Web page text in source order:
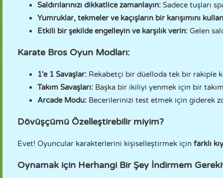
Saldırılarınızı dikkatlice zamanlayın: Sadece tuşları
Yumruklar, tekmeler ve kaçışların bir karışımını
Etkili bir şekilde engelleyin ve karşılık verin: Gelen
Karate Bros Oyun Modları:
1'e 1 Savaşlar: Rekabetçi bir düelloda tek bir rakiple
Takım Savaşları: Başka bir ikiliyi yenmek için bir takım
Arcade Modu: Becerilerinizi test etmek için giderek
Dövüşçümü Özelleştirebilir miyim?
Evet! Oyuncular karakterlerini kişiselleştirmek için farklı
Oynamak için Herhangi Bir Şey İndirmem